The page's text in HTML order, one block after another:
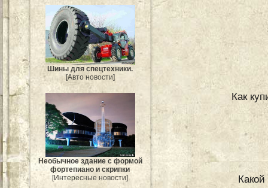
Шины для спецтехники.
[Авто новости]
Необычное здание с формой
фортепиано и скрипки
[Интересные новости]
Как